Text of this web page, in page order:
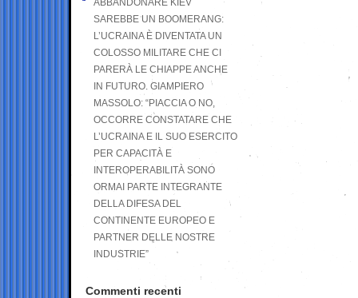
ABBANDONARE KIEV
SAREBBE UN BOOMERANG:
L’UCRAINA È DIVENTATA UN
COLOSSO MILITARE CHE CI
PARERÀ LE CHIAPPE ANCHE
IN FUTURO. GIAMPIERO
MASSOLO: “PIACCIA O NO,
OCCORRE CONSTATARE CHE
L’UCRAINA E IL SUO ESERCITO
PER CAPACITÀ E
INTEROPERABILITÀ SONO
ORMAI PARTE INTEGRANTE
DELLA DIFESA DEL
CONTINENTE EUROPEO E
PARTNER DELLE NOSTRE
INDUSTRIE”
Commenti recenti